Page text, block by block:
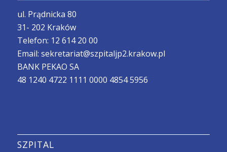
ul. Prądnicka 80
31- 202 Kraków
Telefon: 12 614 20 00
Email: sekretariat@szpitaljp2.krakow.pl
BANK PEKAO SA
48 1240 4722 1111 0000 4854 5956
SZPITAL